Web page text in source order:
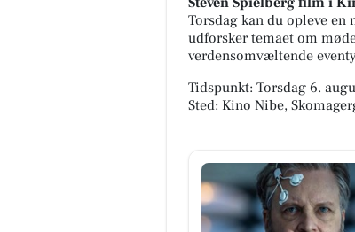
Torsdag kan du opleve
udforsker temaet om
verdensomvæltende
Tidspunkt: Torsdag 6.
Sted: Kino Nibe,